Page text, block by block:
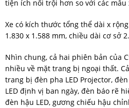
tiện ích nổi trội hơn so với các mẫu
Xe có kích thước tổng thể dài x
1.830 x 1.588 mm, chiều dài cơ sở
Nhìn chung, cả hai phiên bản của
nhiều về mặt trang bị ngoại thất.
trang bị đèn pha LED Projector,
LED định vị ban ngày, đèn báo rẽ
đèn hậu LED, gương chiếu hậu